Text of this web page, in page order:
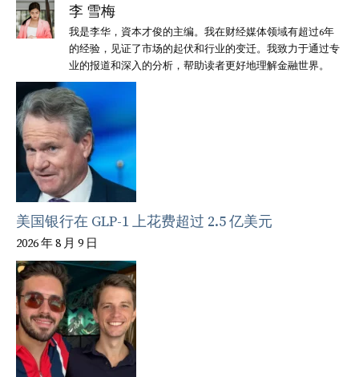
李 雪梅
我是李华，資本才俊的主编。我在财经媒体领域有超过6年
的经验，见证了市场的起伏和行业的变迁。我致力于通过专
业的报道和深入的分析，帮助读者更好地理解金融世界。
美国银行在 GLP-1 上花费超过 2.5 亿美元
2026 年 8 月 9 日